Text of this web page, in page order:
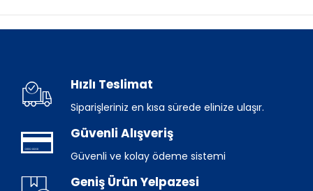
Hızlı Teslimat
Siparişleriniz en kısa sürede elinize ulaşır.
Güvenli Alışveriş
Güvenli ve kolay ödeme sistemi
Geniş Ürün Yelpazesi